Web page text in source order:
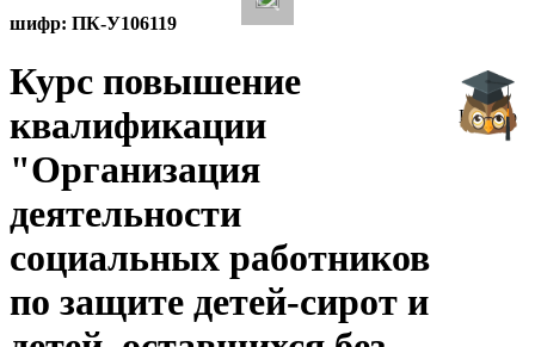
шифр: ПК-У106119
Курс повышение
квалификации
"Организация
деятельности
социальных работников
по защите детей-сирот и
Начало